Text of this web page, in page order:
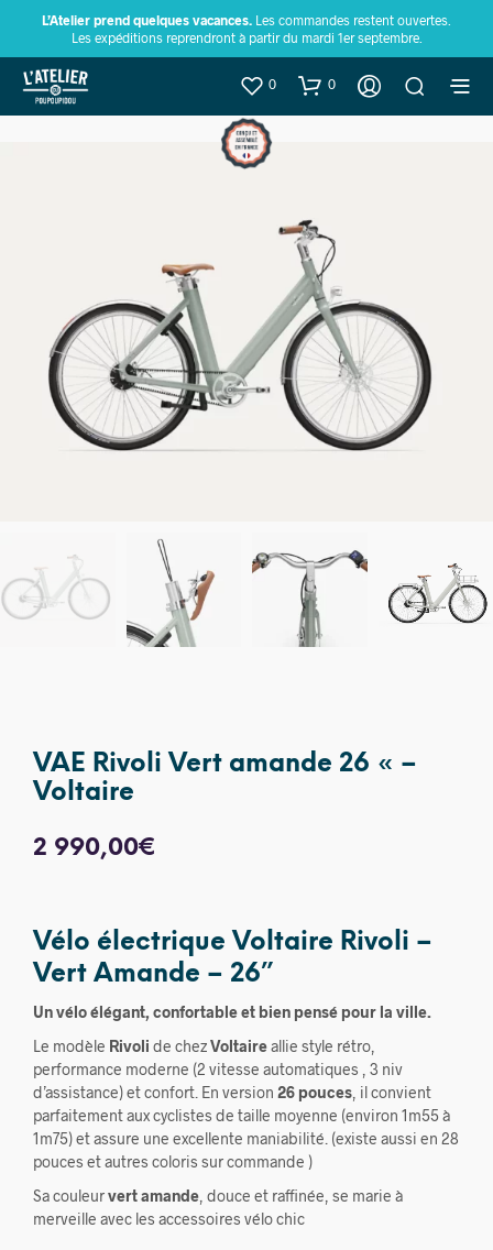
L’Atelier prend quelques vacances. Les commandes restent ouvertes.
Les expéditions reprendront à partir du mardi 1er septembre.
0 0
VAE Rivoli Vert amande 26 « –
Voltaire
2 990,00€
Vélo électrique Voltaire Rivoli –
Vert Amande – 26”
Un vélo élégant, confortable et bien pensé pour la ville.
Le modèle Rivoli de chezVoltaireallie style rétro,
performance moderne (2 vitesse automatiques , 3 niv
d’assistance) et confort. En version 26 pouces , il convient
parfaitement aux cyclistes de taille moyenne (environ 1m55 à
1m75) et assure une excellente maniabilité. (existe aussi en 28
pouces et autres coloris sur commande )
Sa couleurvert amande , douce et raffinée, se marie à
merveille avec les accessoires vélo chic